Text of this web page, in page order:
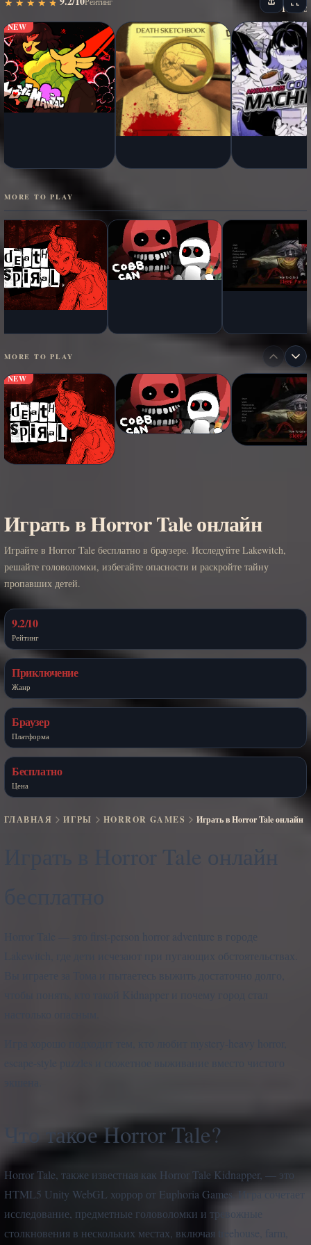
NEW
MORE TO PLAY
MORE TO PLAY
NEW
Играть в Horror Tale онлайн
Играйте в Horror Tale бесплатно в браузере. Исследуйте Lakewitch,
решайте головоломки, избегайте опасности и раскройте тайну
пропавших детей.
9.2/10
Рейтинг
Приключение
Жанр
Браузер
Платформа
Бесплатно
Цена
ГЛАВНАЯ ИГРЫ HORROR GAMES Играть в Horror Tale онлайн
Играть в Horror Tale онлайн
Horror Tale — это first-person horror adventure в городе
Lakewitch, где дети исчезают при пугающих обстоятельствах.
Вы играете за Тома и пытаетесь выжить достаточно долго,
Что такое Horror Tale?
Horror Tale, также известная как Horror Tale Kidnapper, — это
HTML5 Unity WebGL хоррор от Euphoria Games. Игра сочетает
исследование, предметные головоломки и тревожные
столкновения в нескольких местах, включая treehouse, farm,